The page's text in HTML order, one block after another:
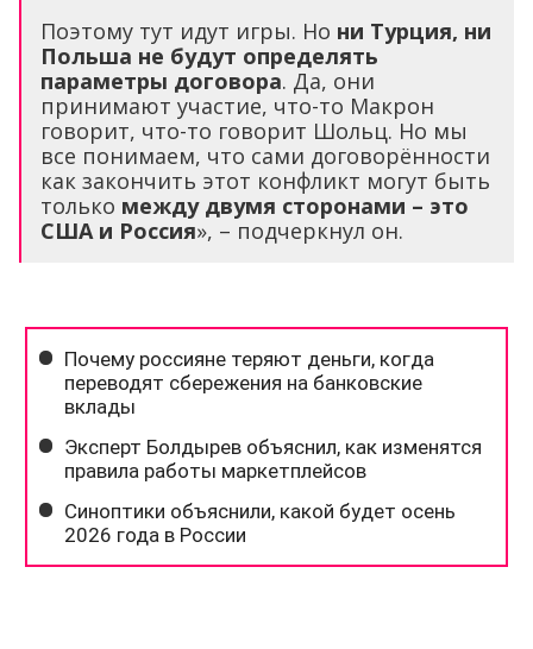
Поэтому тут идут игры. Но ни Турция, ни
Польша не будут определять
параметры договора. Да, они
принимают участие, что-то Макрон
говорит, что-то говорит Шольц. Но мы
все понимаем, что сами договорённости
как закончить этот конфликт могут быть
только между двумя сторонами – это
США и Россия», – подчеркнул он.